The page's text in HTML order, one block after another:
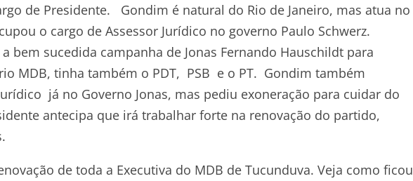
de Presidente. Gondim é natural do Rio de Janeiro, mas atua no
o cargo de Assessor Jurídico no governo Paulo Schwerz.
bem sucedida campanha de Jonas Fernando Hauschildt para
MDB, tinha também o PDT, PSB e o PT. Gondim também
já no Governo Jonas, mas pediu exoneração para cuidar do
antecipa que irá trabalhar forte na renovação do partido,
de toda a Executiva do MDB de Tucunduva. Veja como ficou